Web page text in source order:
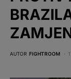
AUTOR FIGHTROOM